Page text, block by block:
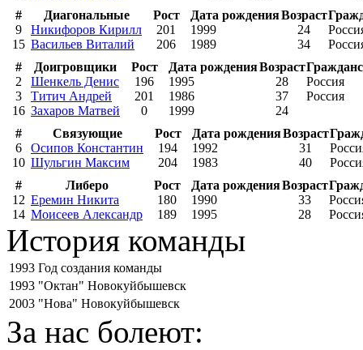
#
Диагональные Рост Дата рожденияВозраст
9
Никифоров Кирилл 201 1999 24
15 Васильев Виталий 206 1989 34
#
Доигровщики Рост Дата рожденияВозраст
2
Шенкель Денис 196 1995 28
Россия
3
Титич Андрей 201 1986 37
Россия
16 Захаров Матвей 0 1999
24
#
Связующие Рост Дата рожденияВозраст
6
Осипов Константин 194 1992 31
10 Шульгин Максим 204 1983 40
#
Либеро Рост Дата рожденияВозраст
12 Еремин Никита 180 1990 33
14 Моисеев Александр 189 1995 28
История команды
1993 Год создания команды
1993 "Октан" Новокуйбышевск
2003 "Нова" Новокуйбышевск
За нас болеют: